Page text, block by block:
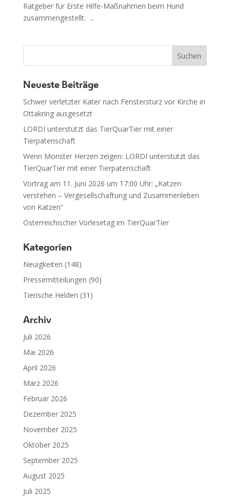
Ratgeber für Erste Hilfe-Maßnahmen beim Hund
zusammengestellt. ...
Neueste Beiträge
Schwer verletzter Kater nach Fenstersturz vor Kirche in
Ottakring ausgesetzt
LORDI unterstützt das TierQuarTier mit einer
Tierpatenschaft
Wenn Monster Herzen zeigen: LORDI unterstützt das
TierQuarTier mit einer Tierpatenschaft
Vortrag am 11. Juni 2026 um 17:00 Uhr: „Katzen
verstehen – Vergesellschaftung und Zusammenleben
von Katzen“
Österreichischer Vorlesetag im TierQuarTier
Kategorien
Neuigkeiten (148)
Pressemitteilungen (90)
Tierische Helden (31)
Archiv
Juli 2026
Mai 2026
April 2026
März 2026
Februar 2026
Dezember 2025
November 2025
Oktober 2025
September 2025
August 2025
Juli 2025